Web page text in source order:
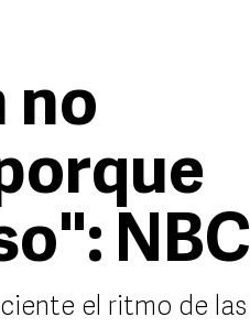
no
NBC
el ritmo de las